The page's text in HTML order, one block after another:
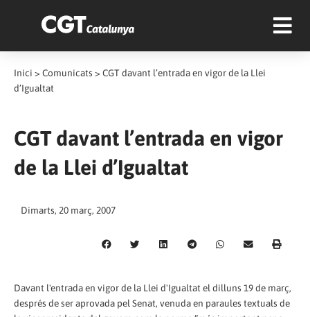
Inici > Comunicats > CGT davant l’entrada en vigor de la Llei
d’Igualtat
CGT davant l’entrada en vigor
de la Llei d’Igualtat
Dimarts, 20 març, 2007
Davant l'entrada en vigor de la Llei d'Igualtat el dilluns 19 de març,
després de ser aprovada pel Senat, venuda en paraules textuals de